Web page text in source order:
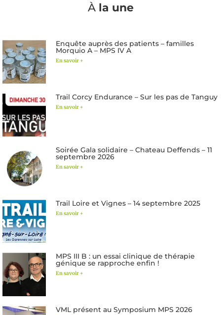
À la une
Enquête auprès des patients – familles
Morquio A – MPS IV A
En savoir +
Trail Corcy Endurance – Sur les pas de Tanguy
En savoir +
Soirée Gala solidaire – Chateau Deffends – 11
septembre 2026
En savoir +
Trail Loire et Vignes – 14 septembre 2025
En savoir +
MPS III B : un essai clinique de thérapie
génique se rapproche enfin !
En savoir +
VML présent au Symposium MPS 2026